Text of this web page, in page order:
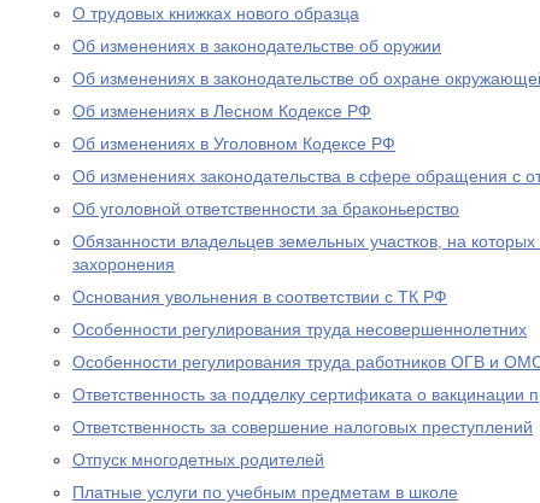
О трудовых книжках нового образца
Об изменениях в законодательстве об оружии
Об изменениях в законодательстве об охране
Об изменениях в Лесном Кодексе РФ
Об изменениях в Уголовном Кодексе РФ
Об изменениях законодательства в сфере обращения с
Об уголовной ответственности за браконьерство
Обязанности владельцев земельных участков, на
захоронения
Основания увольнения в соответствии с ТК РФ
Особенности регулирования труда несовершеннолетних
Особенности регулирования труда работников ОГВ и
Ответственность за подделку сертификата о вакцинации
Ответственность за совершение налоговых преступлений
Отпуск многодетных родителей
Платные услуги по учебным предметам в школе